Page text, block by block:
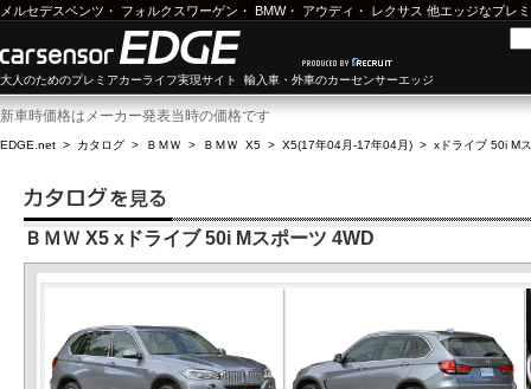
メルセデスベンツ ・ フォルクスワーゲン ・ BMW・ アウディ ・ レクサス 他エッジなプレ
大人のためのプレミアカーライフ実現サイト 輸入車・外車のカーセンサーエッジ
新車時価格はメーカー発表当時の価格です
EDGE.net > カタログ > ＢＭＷ > ＢＭＷ X5 > X5(17年04月-17年04月) > xドライブ 50i M
ＢＭＷ X5 xドライブ 50i Mスポーツ 4WD